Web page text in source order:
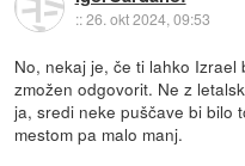
::26. okt 2024, 09:53
No, nekaj je, če ti lahko
zmožen odgovorit. Ne z
ja, sredi neke puščave bi bilo
mestom pa malo manj.